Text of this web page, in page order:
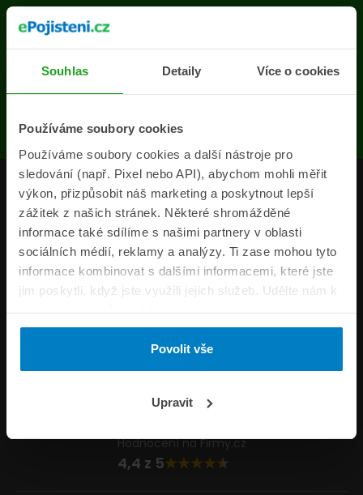
Souhlas Detaily Více o cookies
Používáme soubory cookies
Používáme soubory cookies a další nástroje pro
sledování (např. Pixel nebo API), abychom mohli měřit
výkon, přizpůsobit náš marketing a poskytnout lepší
zážitek z našich stránek. Některé shromážděné
informace také sdílíme s našimi partnery v oblasti
sociálních médií, reklamy a analýzy. Ti zase mohou tyto
informace kombinovat s dalšími informacemi, které jste
jim poskytli, když jste využili jejich služeb. Udělte nám k
tomu prosím svůj souhlas.
Povolit vše
Upravit
Na stránce se vyskytla
chyba
Produkty
Pojišťovny
Informace
ePojisteni.cz
Formuláře
Napište nám
Hodnocení na Firmy.cz
4,4 z 5